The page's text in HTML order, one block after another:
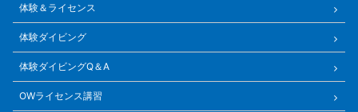
体験＆ライセンス
体験ダイビング
体験ダイビングQ＆A
OWライセンス講習